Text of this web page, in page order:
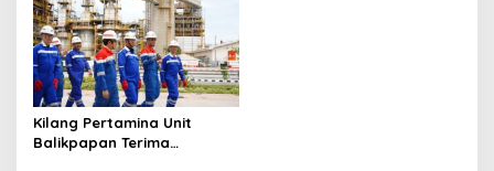
Bulan K3 2026
Kilang Pertamina Unit
Balikpapan Terima